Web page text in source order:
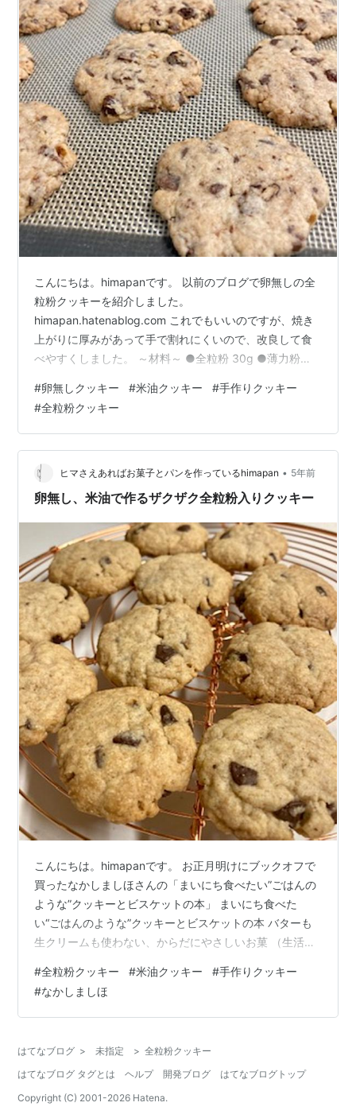
こんにちは。himapanです。 以前のブログで卵無しの全
粒粉クッキーを紹介しました。
himapan.hatenablog.com これでもいいのですが、焼き
上がりに厚みがあって手で割れにくいので、改良して食
べやすくしました。 ～材料～ ●全粒粉 30g ●薄力粉
●塩 少々 ●チョコチップ、クルミ、レーズンなど 計40
ｇ ※前回はチョコチップ（刻んだチョコ）のみでした
が、今回は刻んだくるみ、レーズンも入れてみました。
➀ボウルに全粒粉、薄力粉、砂糖、塩を混ぜておきま
す。 ②米油を入れたら手で軽く混ぜ、指ですりつぶすよ
う…
#卵無しクッキー #米油クッキー #手作りクッキー
#全粒粉クッキー
ヒマさえあればお菓子とパンを作っているhimapan • 5年前
卵無し、米油で作るザクザク全粒粉入りクッキー
こんにちは。himapanです。 お正月明けにブックオフで
買ったなかしましほさんの「まいにち食べたい”ごはんの
ような”クッキーとビスケットの本」 まいにち食べた
い“ごはんのような”クッキーとビスケットの本 バターも
生クリームも使わない、からだにやさしいお菓 （生活シ
この本で紹介しているお菓子は菜種油を使ったレシピに
なっています。 我が家では菜種油は使わないので、家に
ある米油を使って自分なりに改良して作ったクッキーを
ッキー です。ブログのタイトルのまんまです（笑） 材料
はこち…
#全粒粉クッキー #米油クッキー #手作りクッキー
#なかしましほ
はてなブログ > 未指定 > 全粒粉クッキー
はてなブログ タグとは
ヘルプ 開発ブログ
はてなブログトップ
Copyright (C) 2001-2026 Hatena.